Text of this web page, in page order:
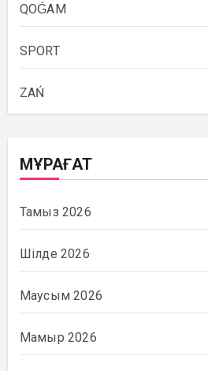
QOǴAM
SPORT
ZAŃ
МҰРАҒАТ
Тамыз 2026
Шілде 2026
Маусым 2026
Мамыр 2026